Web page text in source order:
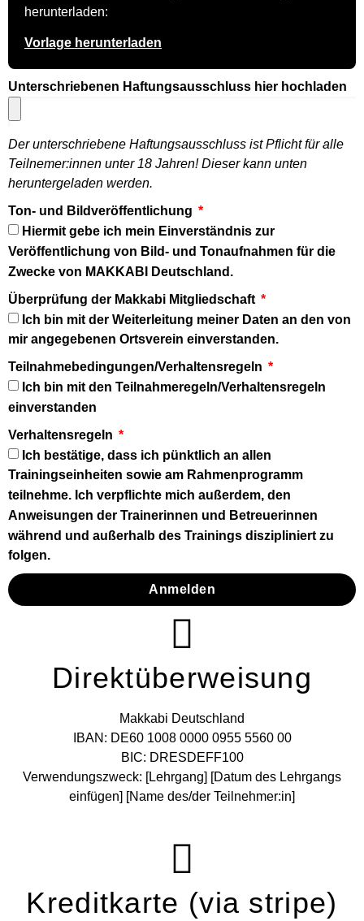
herunterladen:
Vorlage herunterladen
Unterschriebenen Haftungsausschluss hier hochladen
Der unterschriebene Haftungsausschluss ist Pflicht für alle
Teilnemer:innen unter 18 Jahren! Dieser kann unten
heruntergeladen werden.
Ton- und Bildveröffentlichung
Hiermit gebe ich mein Einverständnis zur
Veröffentlichung von Bild- und Tonaufnahmen für die
Zwecke von MAKKABI Deutschland.
Überprüfung der Makkabi Mitgliedschaft
Ich bin mit der Weiterleitung meiner Daten an den von
mir angegebenen Ortsverein einverstanden.
Teilnahmebedingungen/Verhaltensregeln
Ich bin mit den Teilnahmeregeln/Verhaltensregeln
einverstanden
Verhaltensregeln
Ich bestätige, dass ich pünktlich an allen
Trainingseinheiten sowie am Rahmenprogramm
teilnehme. Ich verpflichte mich außerdem, den
Anweisungen der Trainerinnen und Betreuerinnen
während und außerhalb des Trainings diszipliniert zu
folgen.
Anmelden
Direktüberweisung
Makkabi Deutschland
IBAN: DE60 1008 0000 0955 5560 00
BIC: DRESDEFF100
Verwendungszweck: [Lehrgang] [Datum des Lehrgangs
einfügen] [Name des/der Teilnehmer:in]
Kreditkarte (via stripe)